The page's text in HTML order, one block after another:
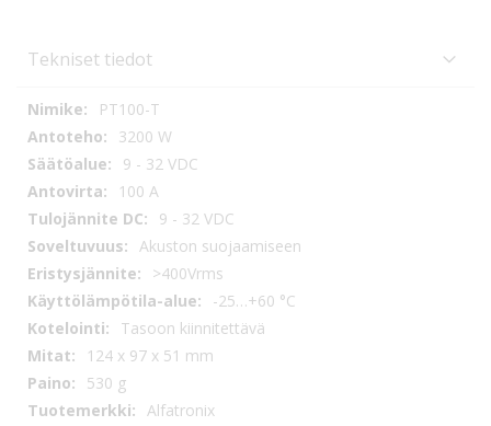
Tekniset tiedot
Tekniset
tiedot
PT100-T
3200 W
9 - 32 VDC
100 A
9 - 32 VDC
Akuston suojaamiseen
>400Vrms
-25…+60 °C
Tasoon kiinnitettävä
124 x 97 x 51 mm
530 g
Alfatronix